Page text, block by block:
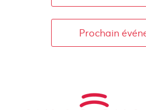
Prochain